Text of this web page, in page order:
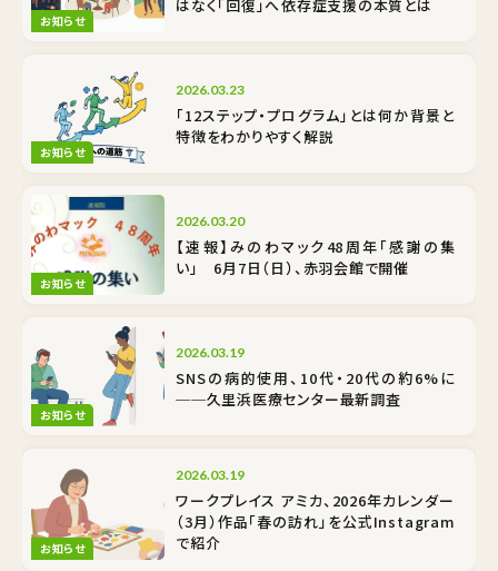
お知らせ
はなく「回復」へ――依存症支援の本質とは
お知らせ
2026.03.23
「12ステップ・プログラム」とは何か――背景と
特徴をわかりやすく解説
お知らせ
2026.03.20
【速報】みのわマック48周年「感謝の集
い」 6月7日（日）、赤羽会館で開催
お知らせ
2026.03.19
SNSの病的使用、10代・20代の約6%に
──久里浜医療センター最新調査
お知らせ
2026.03.19
ワークプレイス アミカ、2026年カレンダー
（3月）作品「春の訪れ」を公式Instagram
で紹介